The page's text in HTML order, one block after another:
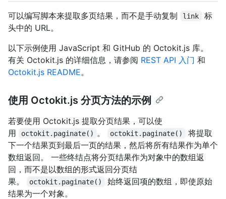
可以编写脚本来提取多页结果，而不是手动复制 link
标
头中的 URL。
以下示例使用 JavaScript 和 GitHub 的 Octokit.js 库。
有关 Octokit.js 的详细信息，请参阅 REST API 入门 和
Octokit.js README。
使用 Octokit.js 分页方法的示例
若要使用 Octokit.js 提取分页结果，可以使
用
octokit.paginate() 。 octokit.paginate()
将提取
下一个结果页到最后一页的结果，然后将所有结果作为单个
数组返回。 一些终结点将分页结果作为对象中的数组返
回，而不是以数组的形式返回分页结
果。
octokit.paginate()
始终返回项的数组，即使原始
结果为一个对象。